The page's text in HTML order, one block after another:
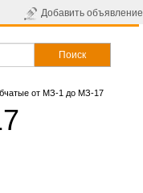
Добавить объявление
Поиск
от МЗ-1 до МЗ-17